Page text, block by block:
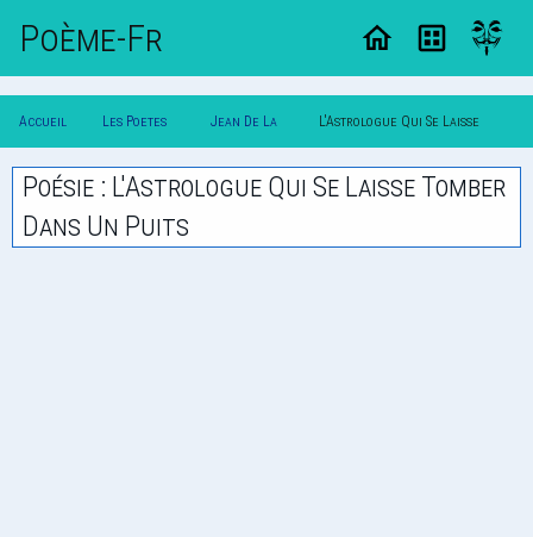
Poème-Fr
Accueil
Poesie
Les Poetes
Classique
Jean De La L'Astrologue Qui Se Laisse
Tomber Dans Un Puits
Poésie : L'Astrologue Qui Se Laisse Tomber
Dans Un Puits